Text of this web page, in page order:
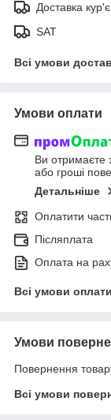
Доставка
SAT
Всі умови
Умови оплати
Ви отримаєте
або гроші
Детальніше
Оплатити
Післяплата
Оплата на
Всі умови оплати
Умови
Повернення
Всі умови